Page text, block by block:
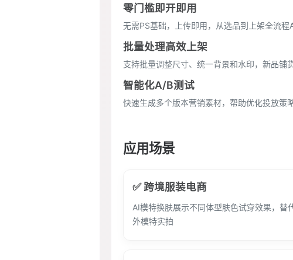
零门槛即开即用
无需PS基础，上传即用，从选品到上架全流程
批量处理高效上架
支持批量调整尺寸、统一背景和水印，新品铺
智能化A/B测试
快速生成多个版本营销素材，帮助优化投放策
应用场景
✅ 跨境服装电商
AI模特换肤展示不同体型肤色试穿效果，替
外模特实拍